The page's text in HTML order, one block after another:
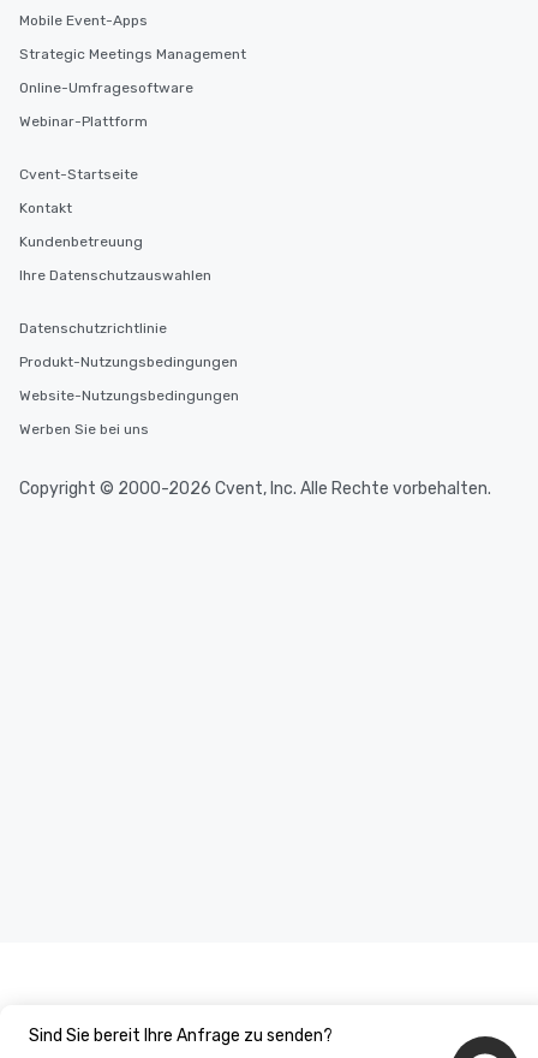
Sind Sie bereit Ihre Anfrage zu senden?
Mobile Event-Apps
Strategic Meetings Management
Online-Umfragesoftware
Webinar-Plattform
Cvent-Startseite
Kontakt
Kundenbetreuung
Ihre Datenschutzauswahlen
Datenschutzrichtlinie
Produkt-Nutzungsbedingungen
Website-Nutzungsbedingungen
Werben Sie bei uns
Copyright © 2000-2026 Cvent, Inc. Alle Rechte vorbehalten.